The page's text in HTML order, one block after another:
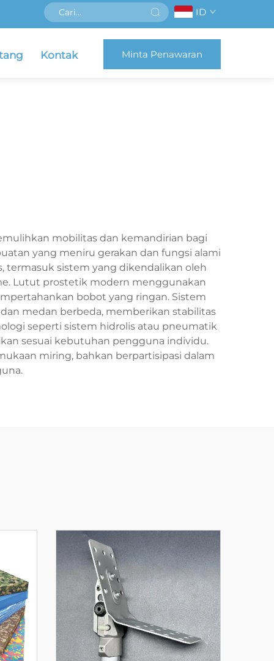
ID
Kontak Minta Penawaran
mobilitas dan kemandirian bagi
yang meniru gerakan dan fungsi alami
termasuk sistem yang dikendalikan oleh
Lutut prostetik modern menggunakan
bobot yang ringan. Sistem
medan berbeda, memberikan stabilitas
seperti sistem hidrolis atau pneumatik
sesuai kebutuhan pengguna individu.
miring, bahkan berpartisipasi dalam